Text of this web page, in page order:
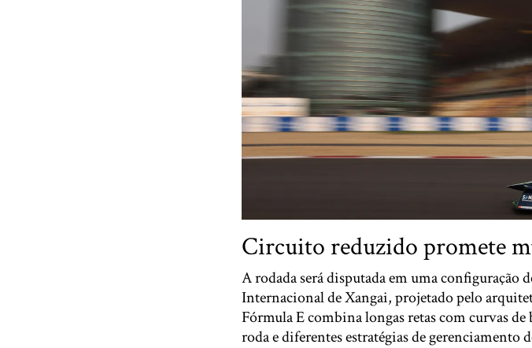
Circuito reduzido promete
A rodada será disputada em uma
Internacional de Xangai, projetado pelo
Fórmula E combina longas retas com curvas
roda e diferentes estratégias de gerenciamento